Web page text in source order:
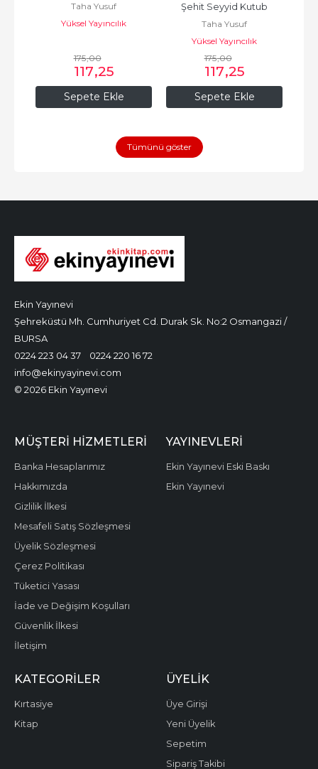
Sepete Ekle
Taha Yusuf
Yüksel Yayıncılık
175,00
117,25
Sepete Ekle
Şehit Seyyid Kutub
Taha Yusuf
Yüksel Yayıncılık
175,00
117,25
Tümünü göster
Ekin Yayınevi
Şehreküstü Mh. Cumhuriyet Cd. Durak Sk. No:2 Osmangazi /
BURSA
0224 223 04 37
0224 220 16 72
info@ekinyayinevi.com
© 2026 Ekin Yayınevi
MÜŞTERI HIZMETLERI
Banka Hesaplarımız
Hakkımızda
Gizlilik İlkesi
Mesafeli Satış Sözleşmesi
Üyelik Sözleşmesi
Çerez Politikası
Tüketici Yasası
İade ve Değişim Koşulları
Güvenlik İlkesi
İletişim
YAYINEVLERI
Ekin Yayınevi Eski Baskı
Ekin Yayınevi
KATEGORILER
Kırtasiye
Kitap
ÜYELIK
Üye Girişi
Yeni Üyelik
Sepetim
Sipariş Takibi